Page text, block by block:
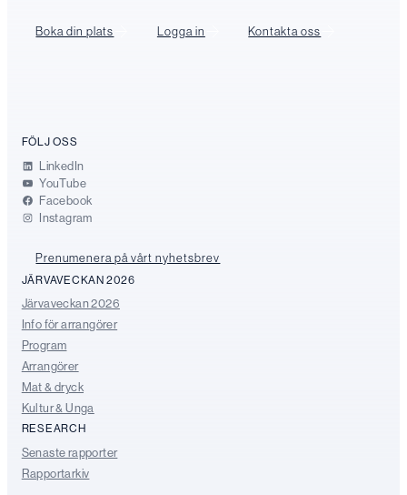
Boka din plats Logga in Kontakta oss
FÖLJ OSS
LinkedIn
YouTube
Facebook
Instagram
Prenumenera på vårt nyhetsbrev
JÄRVAVECKAN 2026
Järvaveckan 2026
Info för arrangörer
Program
Arrangörer
Mat & dryck
Kultur & Unga
RESEARCH
Senaste rapporter
Rapportarkiv